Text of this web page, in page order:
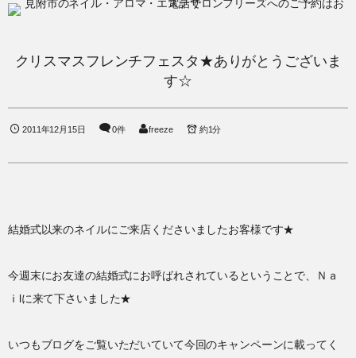
クリスマスフレンチフェスタ★ありがとうございま
す☆
2011年12月15日 0件 freeze 約1分
結婚式以来のネイルにご来店くださいましたお客様です★
今週末にお友達の結婚式にお呼ばれされているということで、Ｎａ
ｉlに来て下さいました★
いつもブログをご覧いただいていて今回のキャンペーンに載ってく